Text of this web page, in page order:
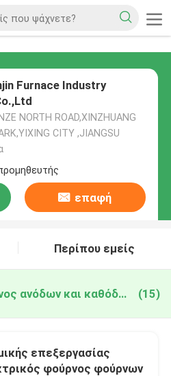
Furnace Industry
NORTH ROAD,XINZHUANG
CITY ,JIANGSU
επαφή
Περίπου εμείς
Κίνα Υλικός φούρνος ανόδων και καθόδων (15)
επεξεργασίας
φούρνος φούρνων